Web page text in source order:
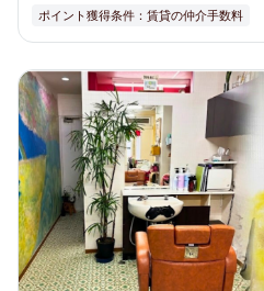
ポイント獲得条件：賃貸の仲介手数料